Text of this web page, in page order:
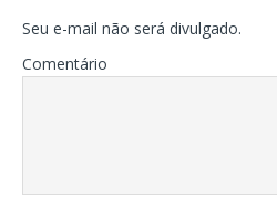
Seu e-mail não será divulgado.
Comentário